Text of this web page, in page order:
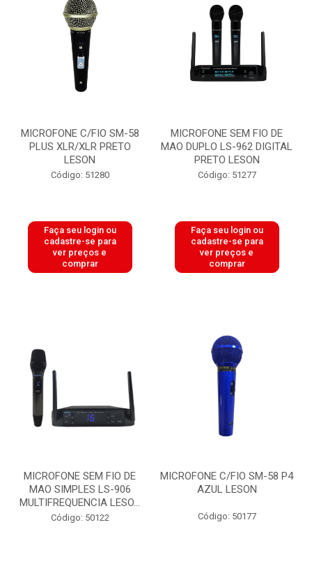
MICROFONE C/FIO SM-58
PLUS XLR/XLR PRETO
LESON
Código: 51280
Faça seu login ou
cadastre-se para
ver preços e
comprar
MICROFONE SEM FIO DE
MAO DUPLO LS-962 DIGITAL
PRETO LESON
Código: 51277
Faça seu login ou
cadastre-se para
ver preços e
comprar
MICROFONE SEM FIO DE
MAO SIMPLES LS-906
MULTIFREQUENCIA LESO...
Código: 50122
MICROFONE C/FIO SM-58 P4
AZUL LESON
Código: 50177